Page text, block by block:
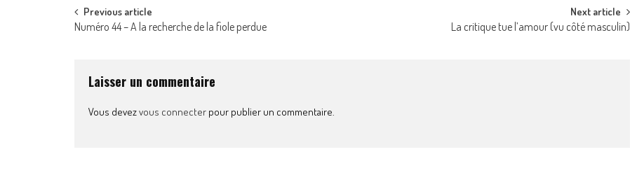
Post
Previous article
Numéro 44 – A la recherche de la fiole perdue
Next article
La critique tue l’amour (vu côté masculin)
Laisser un commentaire
Vous devezvous connecter pour publier un commentaire.